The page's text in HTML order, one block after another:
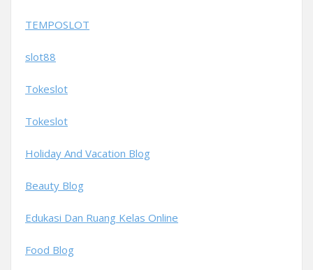
TEMPOSLOT
slot88
Tokeslot
Tokeslot
Holiday And Vacation Blog
Beauty Blog
Edukasi Dan Ruang Kelas Online
Food Blog